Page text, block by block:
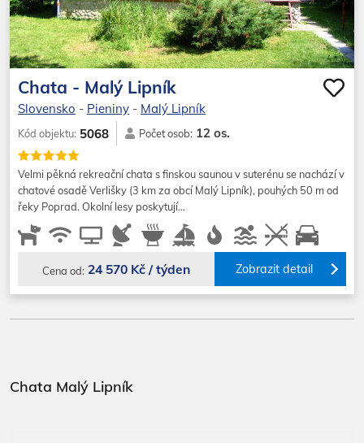
Chata - Malý Lipník
Slovensko - Pieniny - Malý Lipník
Kód objektu: 5068 Počet osob: 12 os.
Velmi pěkná rekreační chata s finskou saunou v suterénu se nachází v
chatové osadě Verlišky (3 km za obcí Malý Lipník), pouhých 50 m od
řeky Poprad. Okolní lesy poskytují…
Cena od: 24 570 Kč / týden Zobrazit detail
Chata Malý Lipník